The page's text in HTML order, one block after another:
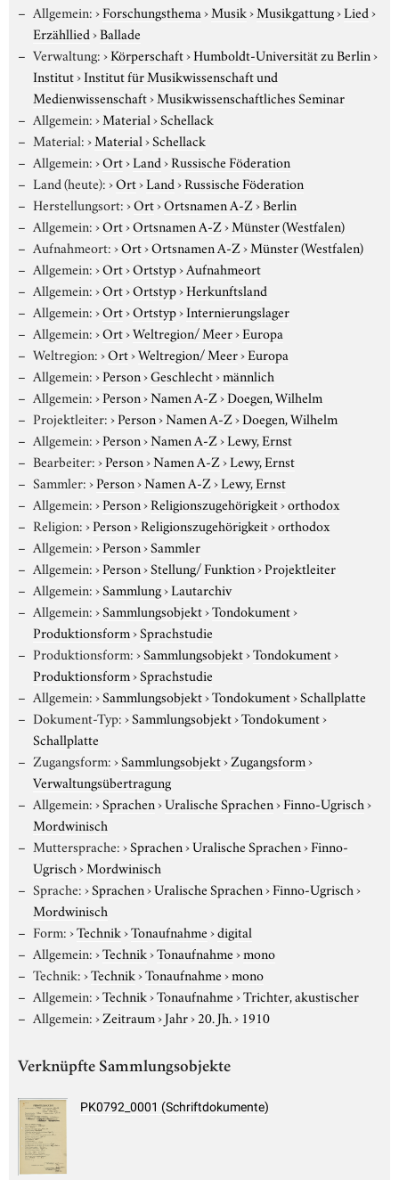
Allgemein:›Forschungsthema›Musik›Musikgattung›Lied›
Erzähllied›Ballade
Verwaltung:›Körperschaft›Humboldt-Universität zu Berlin›
Institut›Institut für Musikwissenschaft und
Medienwissenschaft›Musikwissenschaftliches Seminar
Allgemein:›Material›Schellack
Material:›Material›Schellack
Allgemein:›Ort›Land›Russische Föderation
Land (heute):›Ort›Land›Russische Föderation
Herstellungsort:›Ort›Ortsnamen A-Z›Berlin
Allgemein:›Ort›Ortsnamen A-Z›Münster (Westfalen)
Aufnahmeort:›Ort›Ortsnamen A-Z›Münster (Westfalen)
Allgemein:›Ort›Ortstyp›Aufnahmeort
Allgemein:›Ort›Ortstyp›Herkunftsland
Allgemein:›Ort›Ortstyp›Internierungslager
Allgemein:›Ort›Weltregion/ Meer›Europa
Weltregion:›Ort›Weltregion/ Meer›Europa
Allgemein:›Person›Geschlecht›männlich
Allgemein:›Person›Namen A-Z›Doegen, Wilhelm
Projektleiter:›Person›Namen A-Z›Doegen, Wilhelm
Allgemein:›Person›Namen A-Z›Lewy, Ernst
Bearbeiter:›Person›Namen A-Z›Lewy, Ernst
Sammler:›Person›Namen A-Z›Lewy, Ernst
Allgemein:›Person›Religionszugehörigkeit›orthodox
Religion:›Person›Religionszugehörigkeit›orthodox
Allgemein:›Person›Sammler
Allgemein:›Person›Stellung/ Funktion›Projektleiter
Allgemein:›Sammlung›Lautarchiv
Allgemein:›Sammlungsobjekt›Tondokument›
Produktionsform›Sprachstudie
Produktionsform:›Sammlungsobjekt›Tondokument›
Produktionsform›Sprachstudie
Allgemein:›Sammlungsobjekt›Tondokument›Schallplatte
Dokument-Typ:›Sammlungsobjekt›Tondokument›
Schallplatte
Zugangsform:›Sammlungsobjekt›Zugangsform›
Verwaltungsübertragung
Allgemein:›Sprachen›Uralische Sprachen›Finno-Ugrisch›
Mordwinisch
Muttersprache:›Sprachen›Uralische Sprachen›Finno-
Ugrisch›Mordwinisch
Sprache:›Sprachen›Uralische Sprachen›Finno-Ugrisch›
Mordwinisch
Form:›Technik›Tonaufnahme›digital
Allgemein:›Technik›Tonaufnahme›mono
Technik:›Technik›Tonaufnahme›mono
Allgemein:›Technik›Tonaufnahme›Trichter, akustischer
Allgemein:›Zeitraum›Jahr›20. Jh.› 1910
Verknüpfte Sammlungsobjekte
PK0792_0001 (Schriftdokumente)